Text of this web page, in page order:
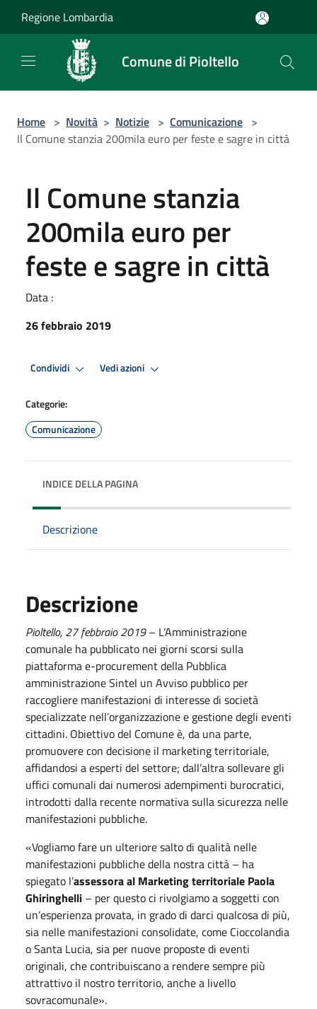
Regione Lombardia
Comune di Pioltello
Home > Novità > Notizie > Comunicazione >
Il Comune stanzia 200mila euro per feste e sagre in città
Il Comune stanzia
200mila euro per
feste e sagre in città
Data :
26 febbraio 2019
Condividi Vedi azioni
Categorie:
Comunicazione
INDICE DELLA PAGINA
Descrizione
Descrizione
Pioltello, 27febbraio2019– L’Amministrazione
comunale ha pubblicato nei giorni scorsi sulla
piattaforma e-procurement della Pubblica
amministrazione Sintel un Avviso pubblico per
raccogliere manifestazioni di interesse di società
specializzate nell’organizzazione e gestione degli eventi
cittadini. Obiettivo del Comune è, da una parte,
promuovere con decisione il marketing territoriale,
affidandosi a esperti del settore; dall’altra sollevare gli
uffici comunali dai numerosi adempimenti burocratici,
introdotti dalla recente normativa sulla sicurezza nelle
manifestazioni pubbliche.
«Vogliamo fare un ulteriore salto di qualità nelle
manifestazioni pubbliche della nostra città – ha
spiegato l’assessoraal Marketing territoriale Paola
Ghiringhelli – per questo ci rivolgiamo a soggetti con
un’esperienza provata, in grado di darci qualcosa di più,
sia nelle manifestazioni consolidate, come Cioccolandia
o Santa Lucia, sia per nuove proposte di eventi
originali, che contribuiscano a rendere sempre più
attrattivo il nostro territorio, anche a livello
sovracomunale».